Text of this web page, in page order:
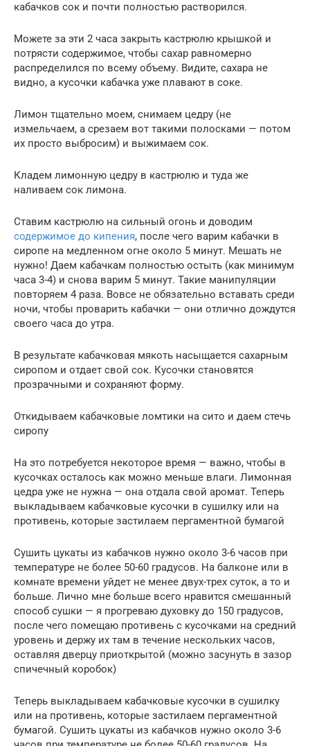
кабачков сок и почти полностью растворился.
Можете за эти 2 часа закрыть кастрюлю крышкой и
потрясти содержимое, чтобы сахар равномерно
распределился по всему объему. Видите, сахара не
видно, а кусочки кабачка уже плавают в соке.
Лимон тщательно моем, снимаем цедру (не
измельчаем, а срезаем вот такими полосками — потом
их просто выбросим) и выжимаем сок.
Кладем лимонную цедру в кастрюлю и туда же
наливаем сок лимона.
Ставим кастрюлю на сильный огонь и доводим
содержимое до кипения, после чего варим кабачки в
сиропе на медленном огне около 5 минут. Мешать не
нужно! Даем кабачкам полностью остыть (как минимум
часа 3-4) и снова варим 5 минут. Такие манипуляции
повторяем 4 раза. Вовсе не обязательно вставать среди
ночи, чтобы проварить кабачки — они отлично дождутся
своего часа до утра.
В результате кабачковая мякоть насыщается сахарным
сиропом и отдает свой сок. Кусочки становятся
прозрачными и сохраняют форму.
Откидываем кабачковые ломтики на сито и даем стечь
сиропу
На это потребуется некоторое время — важно, чтобы в
кусочках осталось как можно меньше влаги. Лимонная
цедра уже не нужна — она отдала свой аромат. Теперь
выкладываем кабачковые кусочки в сушилку или на
противень, которые застилаем пергаментной бумагой
Сушить цукаты из кабачков нужно около 3-6 часов при
температуре не более 50-60 градусов. На балконе или в
комнате времени уйдет не менее двух-трех суток, а то и
больше. Лично мне больше всего нравится смешанный
способ сушки — я прогреваю духовку до 150 градусов,
после чего помещаю противень с кусочками на средний
уровень и держу их там в течение нескольких часов,
оставляя дверцу приоткрытой (можно засунуть в зазор
спичечный коробок)
Теперь выкладываем кабачковые кусочки в сушилку
или на противень, которые застилаем пергаментной
бумагой. Сушить цукаты из кабачков нужно около 3-6